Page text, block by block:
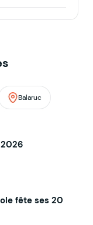
Balaruc
fête ses 20